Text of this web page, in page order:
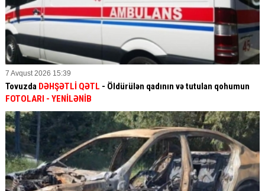
7 Avqust 2026 15:39
Tovuzda DƏHŞƏTLİ QƏTL - Öldürülən qadının və tutulan qohumun
FOTOLARI - YENİLƏNİB